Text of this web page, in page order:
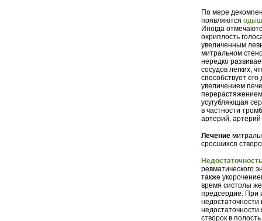
По мере
появляются
Иногда
охриплость
увеличенным
митральном
нередко
сосудов легких,
способствует
увеличением
усугубляющая
в частности
артерий,
Лечение
сросшихся
ревматического
также
время систолы
предсердие. При
недостаточности
створок в